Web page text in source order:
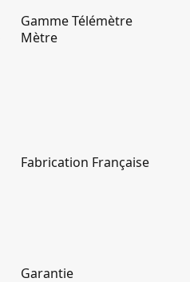
Gamme Télémètre
Mètre
Fabrication Française
Garantie